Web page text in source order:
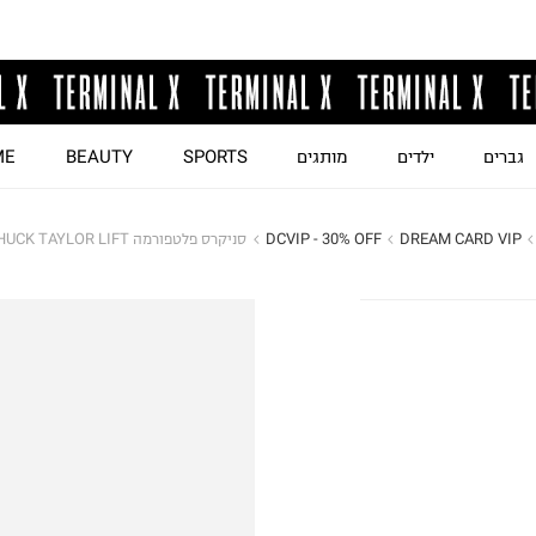
גברים ילדים מותגים SPORTS
BEAUTY
DREAM CARD VIP
DCVIP - 30% OFF סניקרס פלטפורמה CHUCK TAYLOR LIFT / נשים